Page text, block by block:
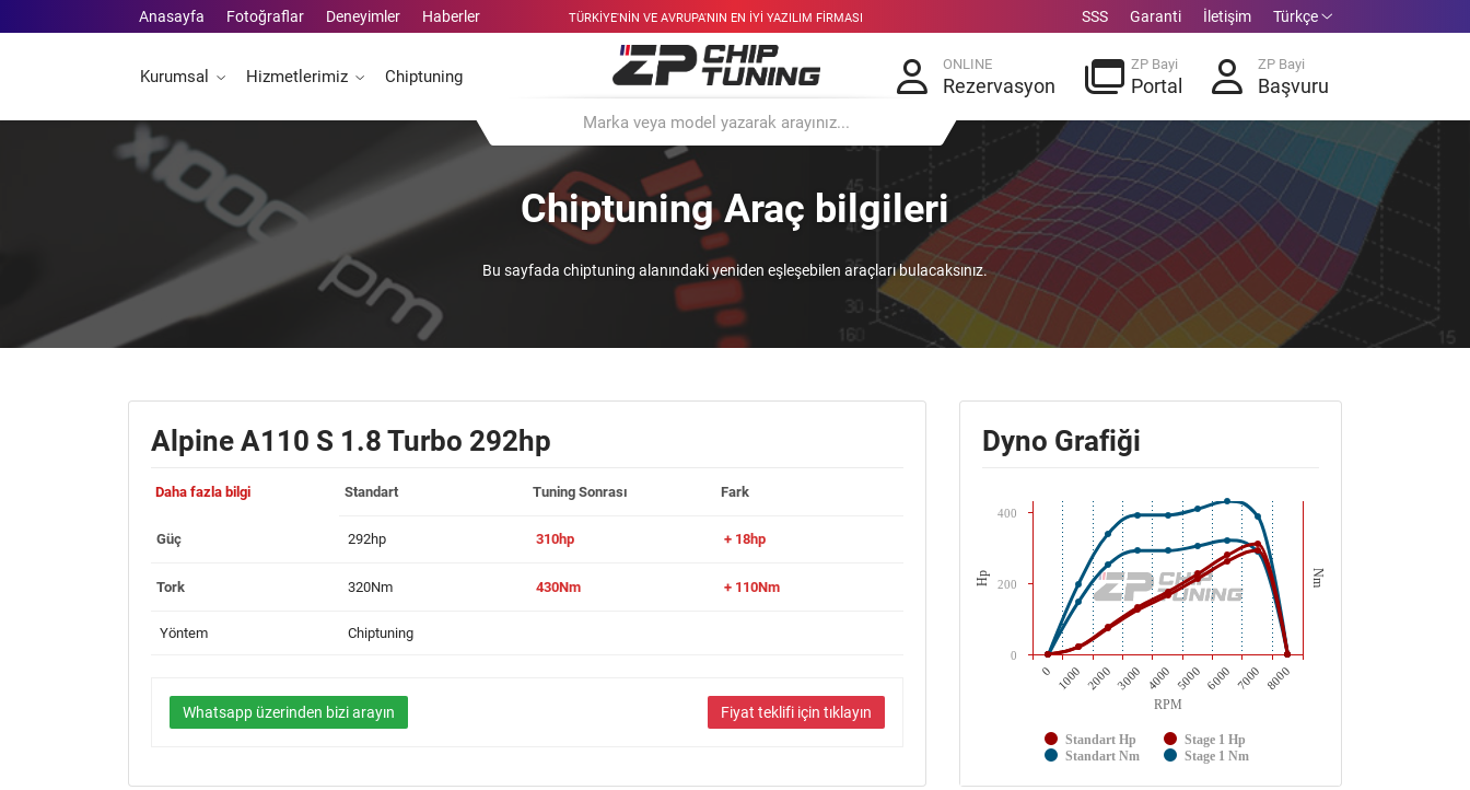
Anasayfa Fotoğraflar Deneyimler Haberler SSS Garanti İletişim Türkçe
Kurumsal Hizmetlerimiz Chiptuning
TÜRKIYE'NIN VE AVRUPA'NIN EN IYI YAZILIM FIRMASI
ONLINE
Rezervasyon
ZP Bayi
Portal
ZP Bayi
Başvuru
Chiptuning Araç bilgileri
Bu sayfada chiptuning alanındaki yeniden eşleşebilen araçları bulacaksınız.
Alpine A110 S 1.8 Turbo 292hp
Daha fazla bilgi Standart Tuning Sonrası Fark
Güç 292hp 310hp + 18hp
Tork 320Nm 430Nm + 110Nm
Yöntem Chiptuning
Whatsapp üzerinden bizi arayın Fiyat teklifi için tıklayın
Dyno Grafiği
RPM
Hp Nm
Standart Hp
Stage 1 Hp
Standart Nm
Stage 1 Nm
0 1000 2000 3000 4000 5000 6000 7000 8000
0
200
400